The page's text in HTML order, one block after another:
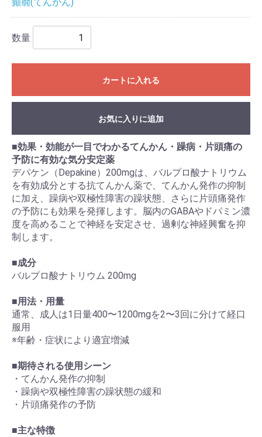
数量
カートに入れる
お気に入りに追加
■効果・効能が一目でわかるてんかん・躁病・片頭痛の
予防に有効な気分安定薬
デパケン（Depakine）200mgは、バルプロ酸ナトリウム
を有効成分とする抗てんかん薬で、てんかん発作の抑制
に加え、躁病や双極性障害の躁状態、さらに片頭痛発作
の予防にも効果を発揮します。脳内のGABAやドパミン濃
度を高めることで神経を安定させ、過剰な神経興奮を抑
制します。
■成分
バルプロ酸ナトリウム 200mg
■用法・用量
通常、成人は1日量400〜1200mgを2〜3回に分けて経口
服用
※年齢・症状により適宜増減
■期待される使用シーン
・てんかん発作の抑制
・躁病や双極性障害の躁状態の緩和
・片頭痛発作の予防
■主な特徴